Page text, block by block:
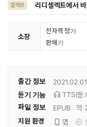
셀렉트 리디셀렉트에서
소장
전자책 정가
판매가
출간 정보 2021.02.01
듣기 기능
TTS(듣
파일 정보
EPUB 약
지원 환경
앱